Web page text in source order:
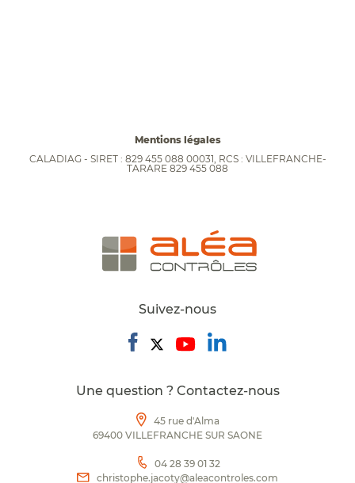
Mentions légales
CALADIAG - SIRET : 829 455 088 00031, RCS : VILLEFRANCHE-
TARARE 829 455 088
Suivez-nous
Une question ? Contactez-nous
45 rue d'Alma
69400 VILLEFRANCHE SUR SAONE
04 28 39 01 32
christophe.jacoty@aleacontroles.com